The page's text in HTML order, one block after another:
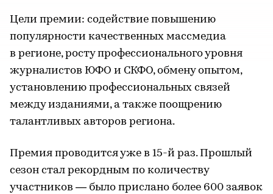
Цели премии: содействие повышению
популярности качественных массмедиа
в регионе, росту профессионального уровня
журналистов ЮФО и СКФО, обмену опытом,
установлению профессиональных связей
между изданиями, а также поощрению
талантливых авторов региона.
Премия проводится уже в 15-й раз. Прошлый
сезон стал рекордным по количеству
участников — было прислано более 600 заявок